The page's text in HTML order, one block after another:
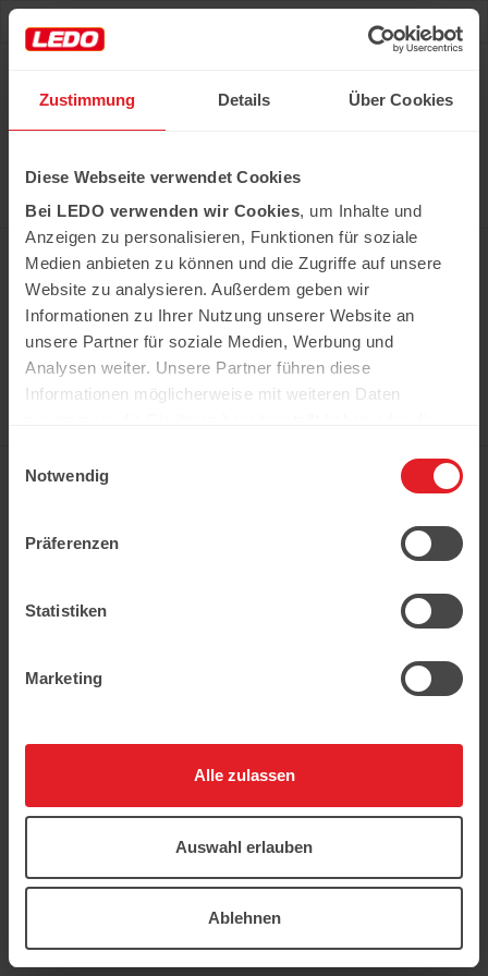
Zustimmung Details Über Cookies
Diese Webseite verwendet Cookies
Bei LEDO verwenden wir Cookies, um Inhalte und
Anzeigen zu personalisieren, Funktionen für soziale
Medien anbieten zu können und die Zugriffe auf unsere
Website zu analysieren. Außerdem geben wir
Informationen zu Ihrer Nutzung unserer Website an
unsere Partner für soziale Medien, Werbung und
Analysen weiter. Unsere Partner führen diese
Informationen möglicherweise mit weiteren Daten
haben.
Notwendig
Präferenzen
Statistiken
Marketing
Alle zulassen
Auswahl erlauben
Ablehnen
Alle notwendigen Produkte können Sie im Netzwerk
unserer Supermärkte Ledo kaufen
Erfahren Sie mehr
In der Kühweid 2a D-76661 Philippsburg-
Huttenheim
ledo.informiert@ledo-markt.de
der gesamte Inhalt sind urheberrechtlich
geschützt.